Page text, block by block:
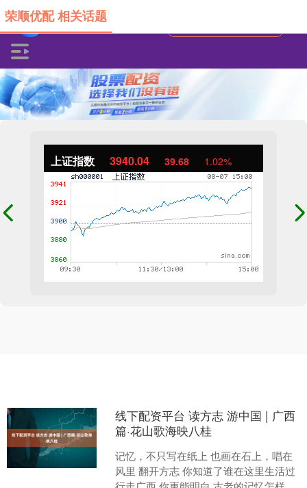
上证指数 3940.04 39.68 1.02%
荣顺优配 相关话题
线下配资平台 读方志 游中国 | 广西
篇·花山歌海映八桂
记忆，不只写在纸上 也画在石上，唱在
风里 翻开方志 你知道了谁在这里生活过